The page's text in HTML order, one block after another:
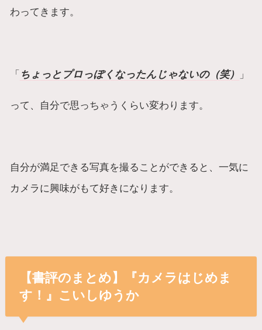
わってきます。
「 ちょっとプロっぽくなったんじゃないの（笑） 」
って、自分で思っちゃうくらい変わります。
自分が満足できる写真を撮ることができると、一気に
カメラに興味がもて好きになります。
【書評のまとめ】『カメラはじめま
す！』こいしゆうか